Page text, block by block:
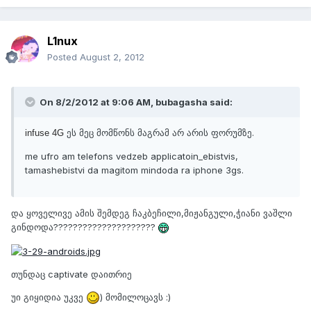
L1nux
Posted August 2, 2012
On 8/2/2012 at 9:06 AM, bubagasha said:
infuse 4G ეს მეც მომწონს მაგრამ არ არის ფორუმზე.
me ufro am telefons vedzeb applicatoin_ebistvis,
tamashebistvi da magitom mindoda ra iphone 3gs.
და ყოველივე ამის შემდეგ ჩაკბეჩილი,მიჟანგული,ჭიანი ვაშლი
გინდოდა?????????????????????
თუნდაც captivate დაითრიე
უი გიყიდია უკვე ) მომილოცავს :)